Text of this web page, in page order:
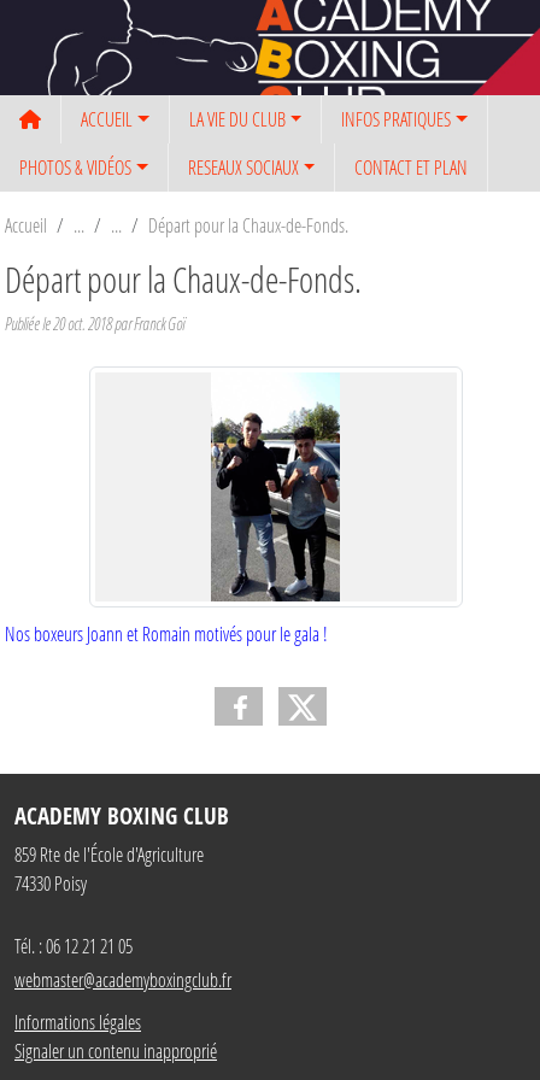
ACCUEIL LA VIE DU CLUB
INFOS PRATIQUES
PHOTOS & VIDÉOS
RESEAUX SOCIAUX CONTACT ET PLAN
Accueil Départ pour la Chaux-de-Fonds.
Départ pour la Chaux-de-Fonds.
Publiée le20 oct. 2018par Franck Goï
Nos boxeurs Joann et Romain motivés pour le gala !
ACADEMY BOXING CLUB
859 Rte de l'École d'Agriculture
74330Poisy
Tél. :06 12 21 21 05
webmaster@academyboxingclub.fr
Informations légales
Signaler un contenu inapproprié
Panneau de gestion des cookies